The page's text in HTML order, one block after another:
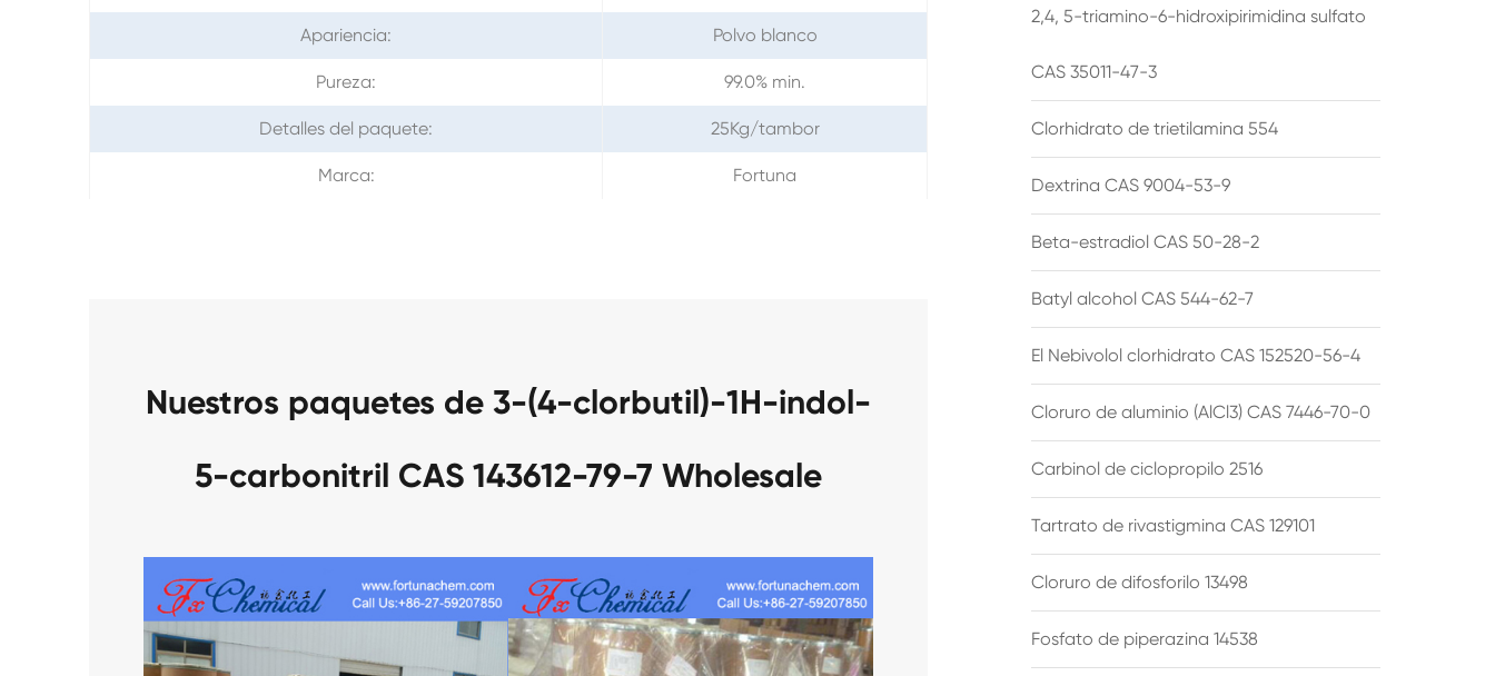
Apariencia: Polvo blanco
Pureza: 99.0% min.
Detalles del paquete: 25Kg/tambor
Marca: Fortuna
Nuestros paquetes de 3-(4-clorbutil)-1H-indol-
5-carbonitril CAS 143612-79-7 Wholesale
2,4, 5-triamino-6-hidroxipirimidina sulfato
CAS 35011-47-3
Clorhidrato de trietilamina 554
Dextrina CAS 9004-53-9
Beta-estradiol CAS 50-28-2
Batyl alcohol CAS 544-62-7
El Nebivolol clorhidrato CAS 152520-56-4
Cloruro de aluminio (AlCl3) CAS 7446-70-0
Carbinol de ciclopropilo 2516
Tartrato de rivastigmina CAS 129101
Cloruro de difosforilo 13498
Fosfato de piperazina 14538